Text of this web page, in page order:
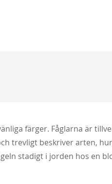
färger. Fåglarna är
trevligt beskriver arten,
stadigt i jorden hos en